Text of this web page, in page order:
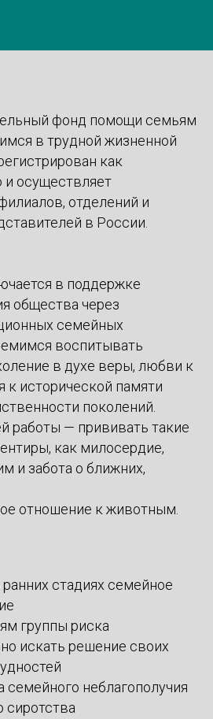
фонд помощи семьям
в трудной жизненной
как
осуществляет
отделений и
в России.
в поддержке
общества через
семейных
воспитывать
в духе веры, любви к
исторической памяти
поколений.
работы — прививать такие
как милосердие,
и забота о ближних,
отношение к животным.
стадиях семейное
группы риска
искать решение своих
семейного неблагополучия
сиротства